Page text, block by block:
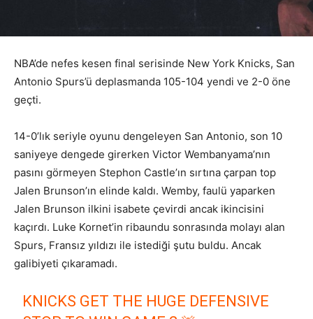
NBA’de nefes kesen final serisinde New York Knicks, San
Antonio Spurs’ü deplasmanda 105-104 yendi ve 2-0 öne
geçti.
14-0’lık seriyle oyunu dengeleyen San Antonio, son 10
saniyeye dengede girerken Victor Wembanyama’nın
pasını görmeyen Stephon Castle’ın sırtına çarpan top
Jalen Brunson’ın elinde kaldı. Wemby, faulü yaparken
Jalen Brunson ilkini isabete çevirdi ancak ikincisini
kaçırdı. Luke Kornet’in ribaundu sonrasında molayı alan
Spurs, Fransız yıldızı ile istediği şutu buldu. Ancak
galibiyeti çıkaramadı.
KNICKS GET THE HUGE DEFENSIVE